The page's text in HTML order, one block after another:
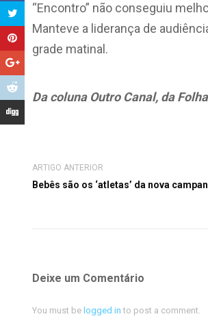
“Encontro” não conseguiu
Manteve a liderança de
grade matinal.
Da coluna Outro Canal, da
ARTIGO ANTERIOR
Bebês são os ‘atletas’ da nova
Deixe um Comentário
You must be logged in to post a comment.